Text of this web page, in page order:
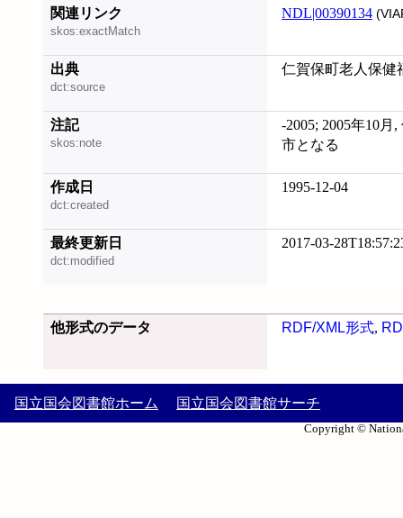
関連リンク
skos:exactMatch
NDL|00390134
出典
dct:source
仁賀保町老人保健
注記
skos:note
-2005; 2005年10
市となる
作成日
dct:created
1995-12-04
最終更新日
dct:modified
2017-03-
他形式のデータ RDF/XML形式,
国立国会図書館ホーム 国立国会図書館サーチ
Copyright ©